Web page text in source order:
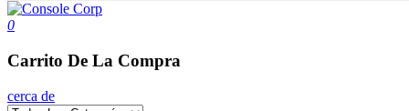
0
Carrito De La Compra
cerca de